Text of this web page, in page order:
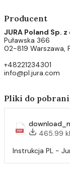
Producent
JURA Poland Sp. z
Puławska 366
02-819 Warszawa,
+48221234301
info@pl.jura.com
Pliki do
465.99
Instrukcja PL -